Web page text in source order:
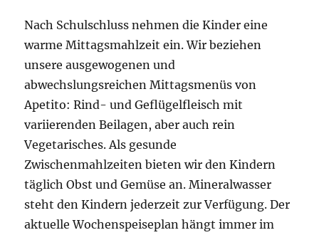
Nach Schulschluss nehmen die Kinder eine
warme Mittagsmahlzeit ein. Wir beziehen
unsere ausgewogenen und
abwechslungsreichen Mittagsmenüs von
Apetito: Rind- und Geflügelfleisch mit
variierenden Beilagen, aber auch rein
Vegetarisches. Als gesunde
Zwischenmahlzeiten bieten wir den Kindern
täglich Obst und Gemüse an. Mineralwasser
steht den Kindern jederzeit zur Verfügung. Der
aktuelle Wochenspeiseplan hängt immer im